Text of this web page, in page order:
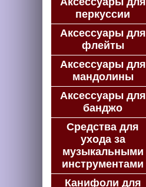
перкуссии
Аксессуары для
флейты
Аксессуары для
мандолины
Аксессуары для
банджо
Средства для
ухода за
музыкальными
инструментами
Канифоли для